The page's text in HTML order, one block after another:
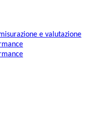
e valutazione